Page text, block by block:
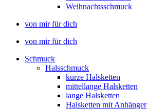
Weihnachtsschmuck
von mir für dich
von mir für dich
Schmuck
Halsschmuck
kurze Halsketten
mittellange Halsketten
lange Halsketten
Halsketten mit Anhänger